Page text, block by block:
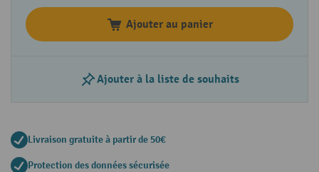
Ajouter au panier
Ajouter à la liste de souhaits
Livraison gratuite à partir de 50€
Protection des données sécurisée